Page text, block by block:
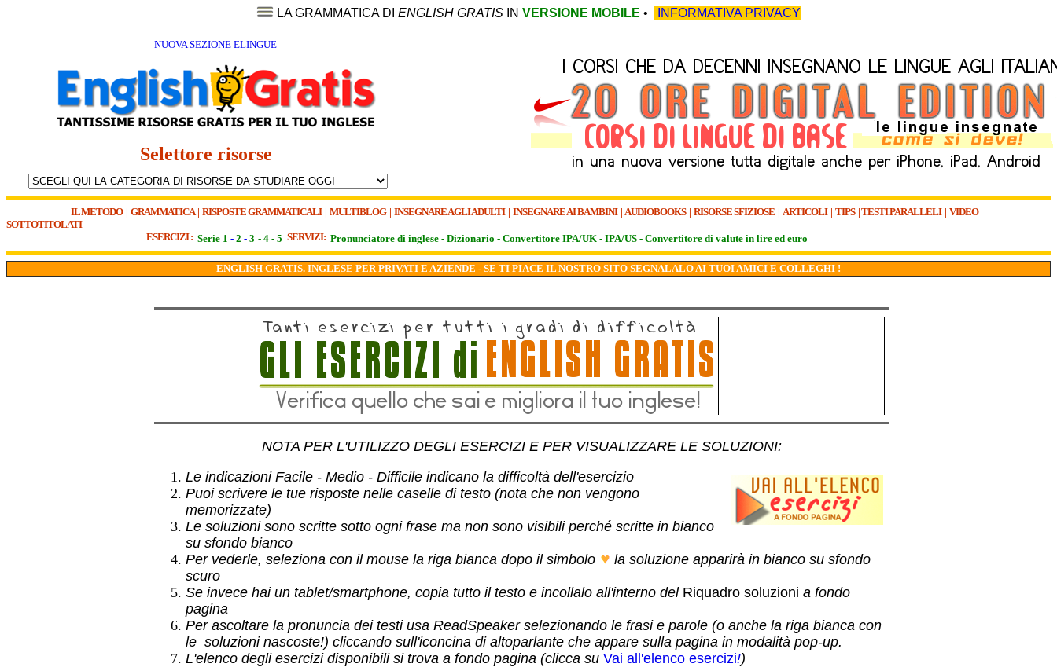
LA GRAMMATICA DI ENGLISH GRATIS IN VERSIONE MOBILE • INFORMATIVA PRIVACY
NUOVA SEZIONE ELINGUE
Selettore risorse
IL METODO| GRAMMATICA| RISPOSTE GRAMMATICALI| MULTIBLOG| INSEGNARE AGLI ADULTI | INSEGNARE AI BAMBINI| AUDIOBOOKS| RISORSE SFIZIOSE | ARTICOLI| TIPS|TESTI PARALLELI| VIDEO
SOTTOTITOLATI
ESERCIZI : Serie 1 - 2 - 3 - 4 - 5 SERVIZI: Pronunciatore di inglese - Dizionario - Convertitore IPA/UK - IPA/US - Convertitore di valute in lire ed euro
ENGLISH GRATIS. INGLESE PER PRIVATI E AZIENDE - SE TI PIACE IL NOSTRO SITO SEGNALALO AI TUOI AMICI E COLLEGHI !
NOTA PER L'UTILIZZO DEGLI ESERCIZI E PER VISUALIZZARE LE SOLUZIONI:
Le indicazioni Facile - Medio - Difficile indicano la difficoltà dell'esercizio
Puoi scrivere le tue risposte nelle caselle di testo (nota che non vengono
memorizzate)
Le soluzioni sono scritte sotto ogni frase ma non sono visibili perché scritte in bianco
su sfondo bianco
Per vederle, seleziona con il mouse la riga bianca dopo il simbolo
la soluzione apparirà in bianco su sfondo
scuro
Se invece hai un tablet/smartphone, copia tutto il testo e incollalo all'interno del Riquadro soluzioni a fondo
pagina
Per ascoltare la pronuncia dei testi usa ReadSpeaker selezionando le frasi e parole (o anche la riga bianca con
le soluzioni nascoste!) cliccando sull'iconcina di altoparlante che appare sulla pagina in modalità pop-up.
L'elenco degli esercizi disponibili si trova a fondo pagina (clicca su Vai all'elenco esercizi!)